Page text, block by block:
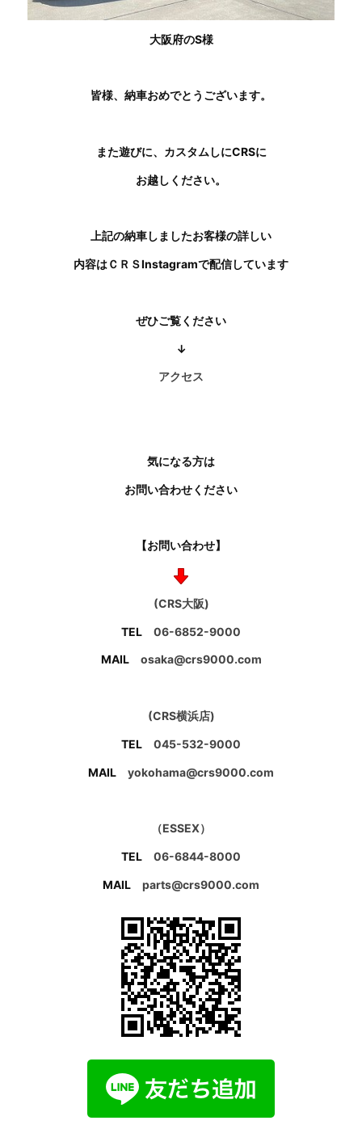
大阪府のS様
皆様、納車おめでとうございます。
また遊びに、カスタムしにCRSに
お越しください。
上記の納車しましたお客様の詳しい
内容はＣＲＳInstagramで配信しています
ぜひご覧ください
↓
アクセス
気になる方は
お問い合わせください
【お問い合わせ】
(CRS大阪)
TEL 06-6852-9000
MAIL osaka@crs9000.com
(CRS横浜店)
TEL 045-532-9000
MAIL yokohama@crs9000.com
（ESSEX）
TEL 06-6844-8000
MAIL parts@crs9000.com